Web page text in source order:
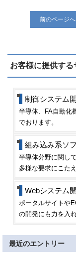
前のページへ
お客様に提供する
制御システム
半導体、FA自動化
でおります。
組み込み系ソ
半導体分野に関し
多様な要求にこた
Webシステム
ポータルサイトや
の開発にも力を入
最近のエントリー